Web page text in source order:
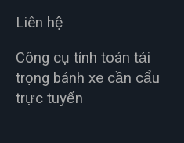
Liên hệ
Công cụ tính toán tải
trọng bánh xe cần cẩu
trực tuyến